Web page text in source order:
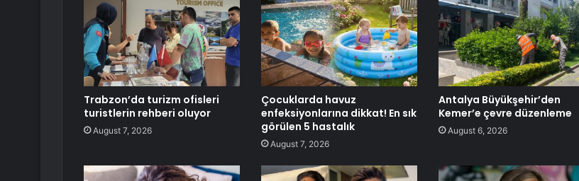
Trabzon’da turizm ofisleri
turistlerin rehberi oluyor
August 7, 2026
Çocuklarda havuz
enfeksiyonlarına dikkat! En sık
görülen 5 hastalık
August 7, 2026
Antalya Büyükşehir’den
Kemer’e çevre düzenleme
August 6, 2026